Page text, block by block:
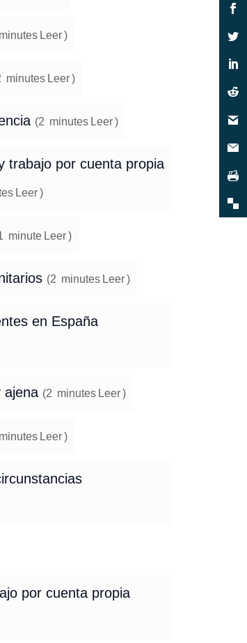
minutes Leer )
minutes Leer )
(2 minutes Leer )
trabajo por cuenta propia
Leer )
minute Leer )
(2 minutes Leer )
en España
ajena (2 minutes Leer )
minutes Leer )
por cuenta propia